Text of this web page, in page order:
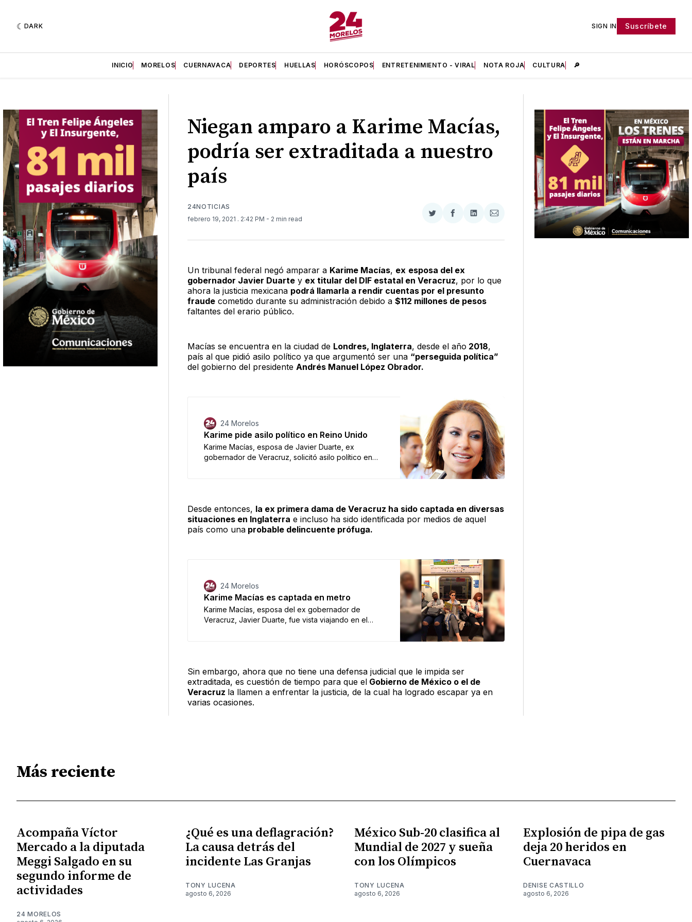
DARK SIGN IN Suscríbete
INICIO MORELOS CUERNAVACA DEPORTES HUELLAS HORÓSCOPOS ENTRETENIMIENTO - VIRAL NOTA ROJA CULTURA 🔎
Niegan amparo a Karime Macías,
podría ser extraditada a nuestro
país
24NOTICIAS
febrero 19, 2021 . 2:42 PM - 2 min read
Compartir
Twitter
Compartir
Facebook
Compartir
LinkedIn
Compartir
Email
Un tribunal federal negó amparar a Karime Macías, ex esposa del ex
gobernador Javier Duartey ex titular del DIF estatal en Veracruz, por lo que
ahora la justicia mexicana podrá llamarla a rendir cuentas por el presunto
fraudecometido durante su administración debido a $112 millones de pesos
faltantes del erario público.
Macías se encuentra en la ciudad de Londres, Inglaterra, desde el año 2018,
país al que pidió asilo político ya que argumentó ser una “perseguida política”
del gobierno del presidente Andrés Manuel López Obrador.
24 Morelos
Karime pide asilo político en Reino Unido
Karime Macías, esposa de Javier Duarte, ex
gobernador de Veracruz, solicitó asilo político en
Ricardo Sánchez Reyes, dio a conocer que fue
mediante un amparo …
Desde entonces, la ex primera dama de Veracruz ha sido captada en diversas
situaciones en Inglaterra e incluso ha sido identificada por medios de aquel
país como unaprobable delincuente prófuga.
24 Morelos
Karime Macías es captada en metro
Karime Macías, esposa del ex gobernador de
Veracruz, Javier Duarte, fue vista viajando en el
esposo, Javier Duarte, está encarcelado, …
Sin embargo, ahora que no tiene una defensa judicial que le impida ser
extraditada, es cuestión de tiempo para que elGobierno de México o el de
Veracruz la llamen a enfrentar la justicia, de la cual ha logrado escapar ya en
varias ocasiones.
Más reciente
Acompaña Víctor
Mercado a la diputada
Meggi Salgado en su
segundo informe de
actividades
24 MORELOS
¿Qué es una deflagración?
La causa detrás del
incidente Las Granjas
TONY LUCENA
agosto 6, 2026
México Sub-20 clasifica al
Mundial de 2027 y sueña
con los Olímpicos
TONY LUCENA
agosto 6, 2026
Explosión de pipa de gas
deja 20 heridos en
Cuernavaca
DENISE CASTILLO
agosto 6, 2026